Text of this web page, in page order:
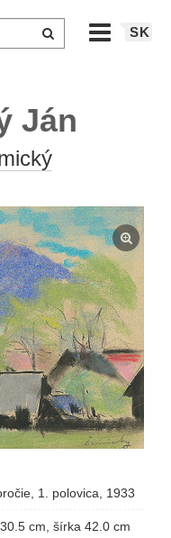
SK
Ján
1. polovica, 1933
cm, šírka 42.0 cm